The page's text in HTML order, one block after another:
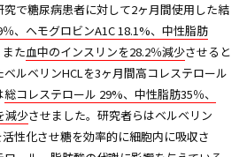
究で糖尿病患者に対して2ヶ月間使用した結
、ヘモグロビンA1C 18.1%、中性脂肪
た血中のインスリンを28.2％減少させると
ルベリンHCLを3ヶ月間高コレステロール
総コレステロール 29%、中性脂肪35％、
減少させました。研究者らはベルベリン
性化させ糖を効率的に細胞内に吸収さ